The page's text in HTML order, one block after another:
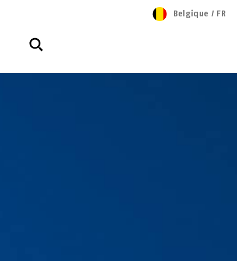
Belgique / FR